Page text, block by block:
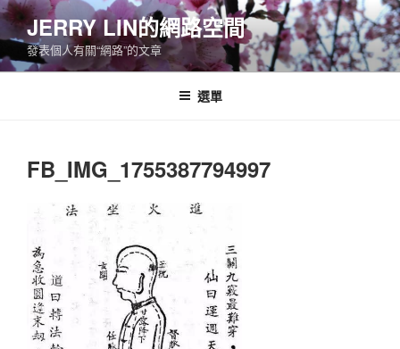
跳
至
主
要
JERRY LIN的網路空間
發表個人有關“網路”的文章
選單
FB_IMG_1755387794997